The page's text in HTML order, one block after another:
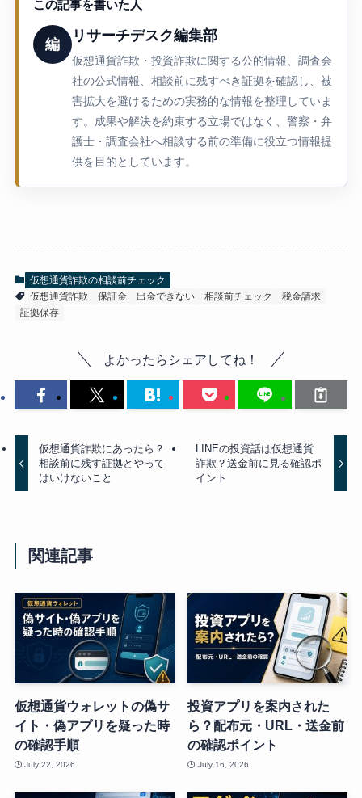
この記事を書いた人
編
リサーチデスク編集部
仮想通貨詐欺・投資詐欺に関する公的情報、調査会
社の公式情報、相談前に残すべき証拠を確認し、被
害拡大を避けるための実務的な情報を整理していま
す。成果や解決を約束する立場ではなく、警察・弁
護士・調査会社へ相談する前の準備に役立つ情報提
供を目的としています。
仮想通貨詐欺の相談前チェック
仮想通貨詐欺
保証金 出金できない 相談前チェック
税金請求
証拠保存
よかったらシェアしてね！
仮想通貨詐欺にあったら？
相談前に残す証拠とやって
はいけないこと
LINEの投資話は仮想通貨
詐欺？送金前に見る確認ポ
イント
関連記事
仮想通貨ウォレットの偽サ
イト・偽アプリを疑った時
の確認手順
July 22, 2026
投資アプリを案内された
ら？配布元・URL・送金前
の確認ポイント
July 16, 2026